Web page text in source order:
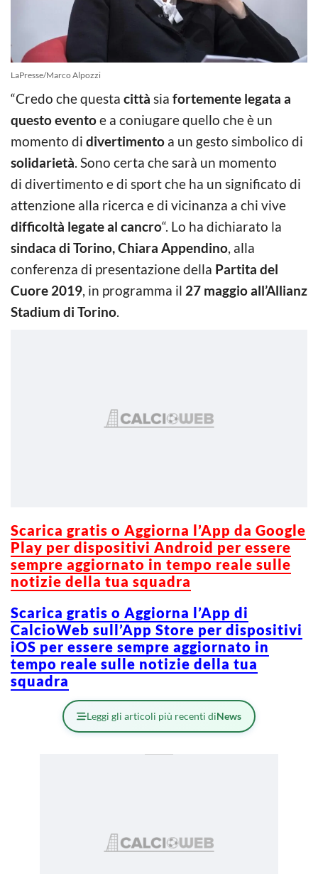
LaPresse/Marco Alpozzi
“Credo che questa città sia fortemente legata a
questo eventoe a coniugare quello che è un
momento di divertimento a un gesto simbolico di
solidarietà. Sono certa che sarà un momento
di divertimento e di sport che ha un significato di
attenzione alla ricerca e di vicinanza a chi vive
difficoltà legate al cancro“. Lo ha dichiarato la
sindaca di Torino, Chiara Appendino, alla
conferenza di presentazione della Partita del
Cuore 2019, in programma il 27 maggio all’Allianz
Stadium di Torino.
Scarica gratis o Aggiorna l’App da Google
Play per dispositivi Android per essere
sempre aggiornato in tempo reale sulle
notizie della tua squadra
Scarica gratis o Aggiorna l’App di
CalcioWeb sull’App Store per dispositivi
iOS per essere sempre aggiornato in
tempo reale sulle notizie della tua
squadra
Leggi gli articoli più recenti diNews